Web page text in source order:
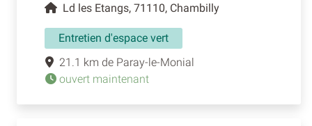
Ld les Etangs, 71110, Chambilly
Entretien d'espace vert
21.1 km de Paray-le-Monial
ouvert maintenant